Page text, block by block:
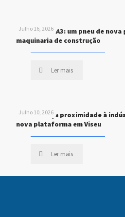
Julho 16, 2026
MICHELIN XHA3: um pneu de
maquinaria de construção
Ler mais
Julho 10, 2026
STEF reforça proximidade à
nova plataforma em Viseu
Ler mais